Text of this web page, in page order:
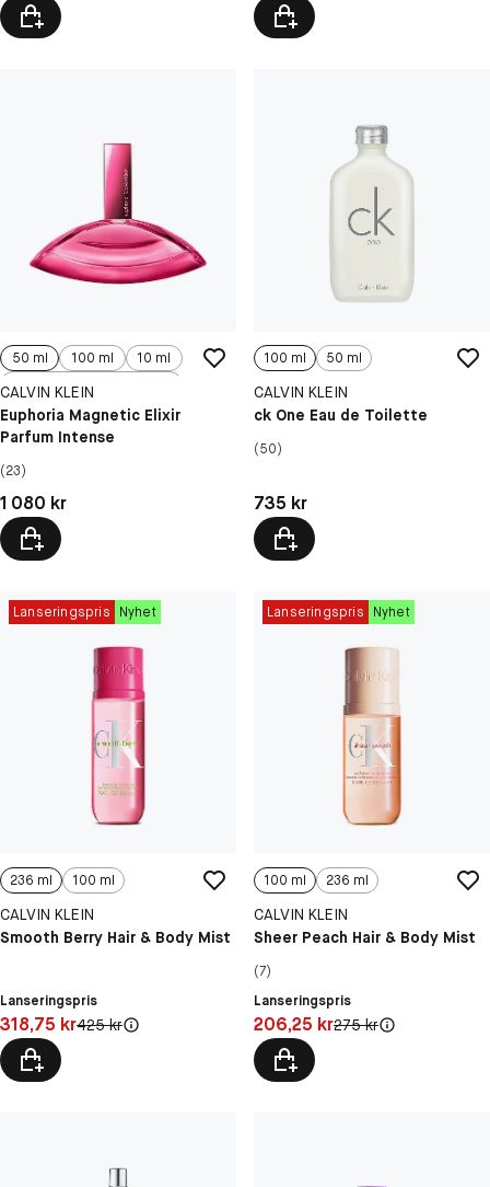
50 ml 100 ml
10 ml
30 ml
CALVIN KLEIN
Euphoria Magnetic Elixir
Parfum Intense
(23)
Pris: 1 080 kr
1 080 kr
100 ml 50 ml
CALVIN KLEIN
ck One Eau de Toilette
(50)
Pris: 735 kr
735 kr
Lanseringspris Nyhet
236 ml 100 ml
CALVIN KLEIN
Smooth Berry Hair & Body Mist
Lanseringspris
Pris: 318,75 kr
318,75 krOriginal pris:
425 kr
Lanseringspris Nyhet
100 ml 236 ml
CALVIN KLEIN
Sheer Peach Hair & Body Mist
(7)
Lanseringspris
Pris: 206,25 kr
206,25 krOriginal pris:
275 kr